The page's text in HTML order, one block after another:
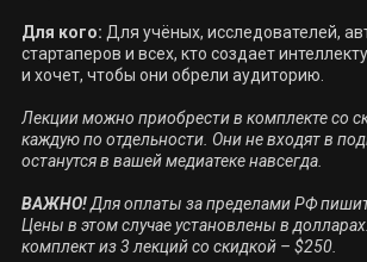
Для кого: Для учёных, исследователей,
стартаперов и всех, кто создает
и хочет, чтобы они обрели аудиторию.
Лекции можно приобрести в комплекте со
каждую по отдельности. Они не входят в
останутся в вашей медиатеке навсегда.
ВАЖНО! Для оплаты за пределами РФ
Цены в этом случае установлены в
комплект из 3 лекций со скидкой – $250.